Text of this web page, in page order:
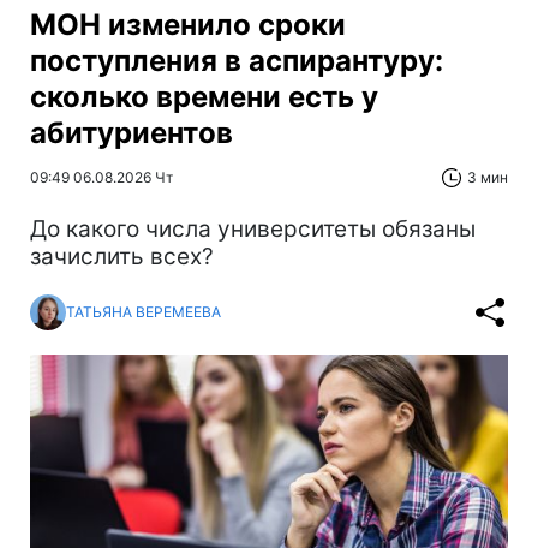
МОН изменило сроки
поступления в аспирантуру:
сколько времени есть у
абитуриентов
09:49 06.08.2026 Чт 3 мин
До какого числа университеты обязаны
зачислить всех?
ТАТЬЯНА ВЕРЕМЕЕВА